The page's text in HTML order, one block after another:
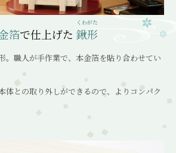
箔で仕上げた 鍬形
くわがた
。職人が手作業で、本金箔を貼り合わせてい
体との取り外しができるので、よりコンパク